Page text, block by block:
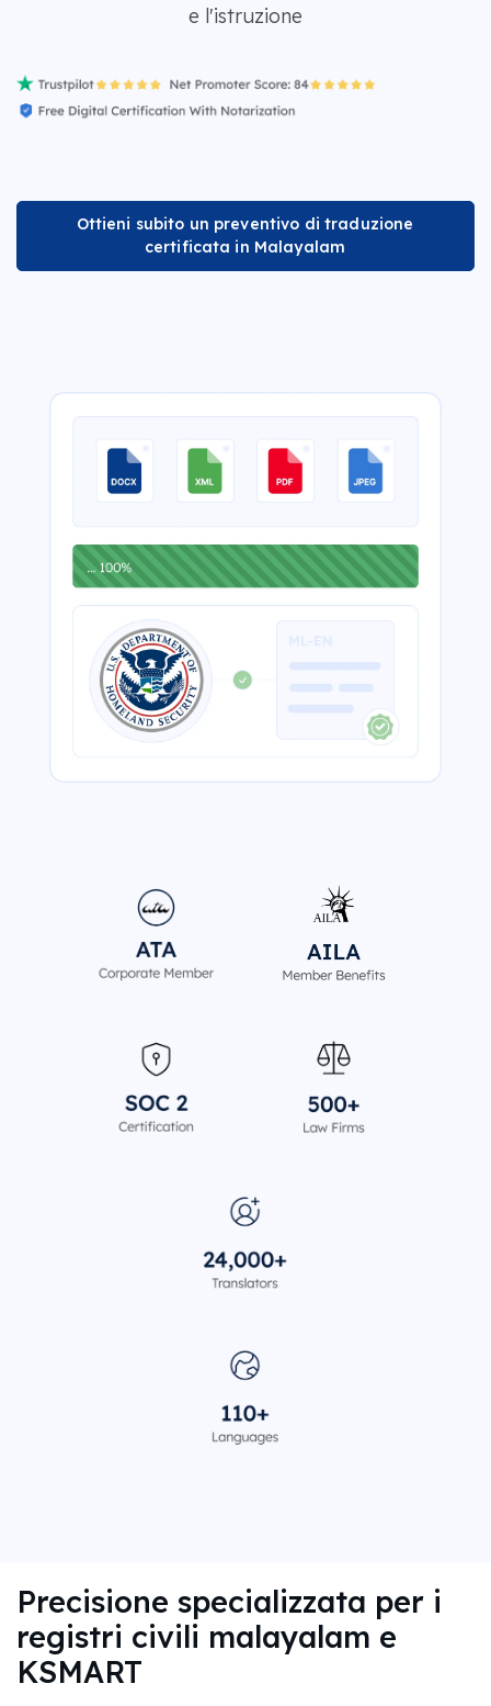
e l'istruzione
Ottieni subito un preventivo di traduzione
certificata in Malayalam
Precisione specializzata per i
registri civili malayalam e
KSMART